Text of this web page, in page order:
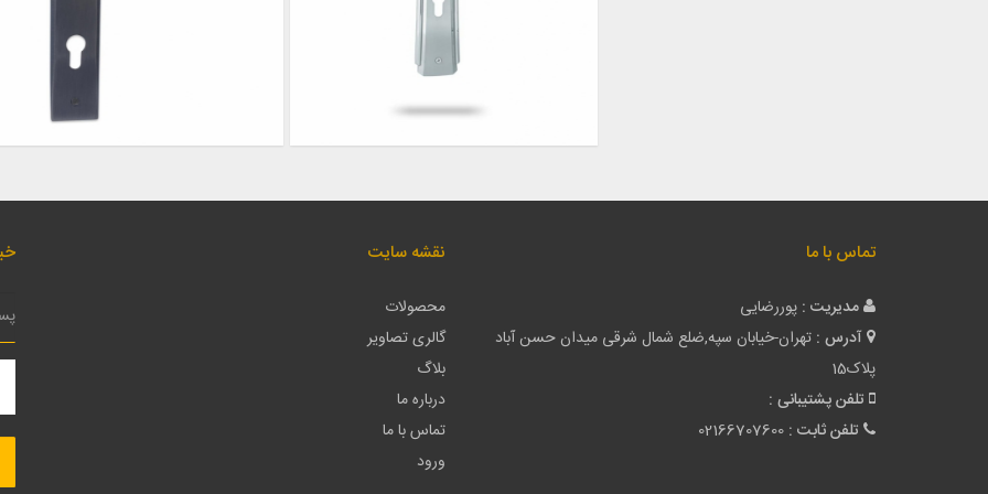
تماس با ما
مدیریت : پوررضایی
آدرس : تهران-خیابان سپه,ضلع شمال شرقی میدان حسن آباد
پلاک15
تلفن پشتیبانی :
تلفن ثابت : 02166707600
نقشه سایت
محصولات
گالری تصاویر
بلاگ
درباره ما
تماس با ما
ورود